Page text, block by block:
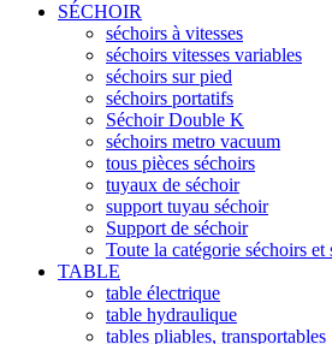
SÉCHOIR
séchoirs à vitesses
séchoirs vitesses variables
séchoirs sur pied
séchoirs portatifs
Séchoir Double K
séchoirs metro vacuum
tous pièces séchoirs
tuyaux de séchoir
support tuyau séchoir
Support de séchoir
Toute la catégorie séchoirs et
TABLE
table électrique
table hydraulique
tables pliables, transportables